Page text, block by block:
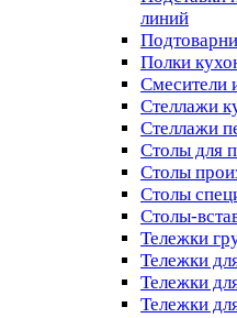
линий
Полки
Смесители
Стеллажи
Стеллажи
Столы для
Столы
Столы
Столы-
Тележки
Тележки
Тележки
Тележки